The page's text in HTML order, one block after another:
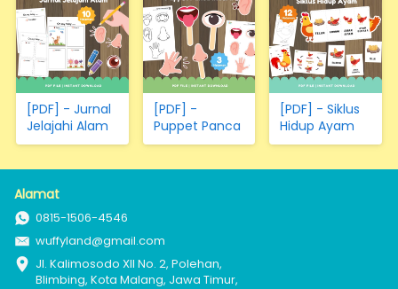
[PDF] - Jurnal
Jelajahi Alam
[PDF] -
Puppet Panca
Indera
[PDF] - Siklus
Hidup Ayam
Alamat
0815-1506-4546
wuffyland@gmail.com
Jl. Kalimosodo XII No. 2, Polehan,
Blimbing, Kota Malang, Jawa Timur,